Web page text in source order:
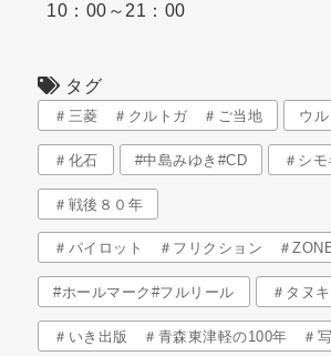
10：00～21：00
タグ
＃三菱 ＃クルトガ ＃ご当地 ウ
＃化石 #中島みゆき#CD ＃シ
＃戦後８０年
＃パイロット ＃フリクション ＃
#ホールマーク#フルリール ＃タヌ
＃いき出版 ＃青森東津軽の100年 ＃